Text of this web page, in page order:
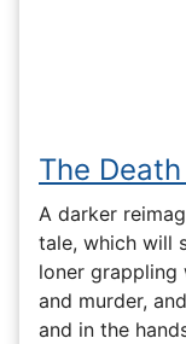
The
A darker
tale, which will
loner
and murder,
and in the